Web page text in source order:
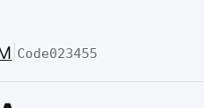
Code023455